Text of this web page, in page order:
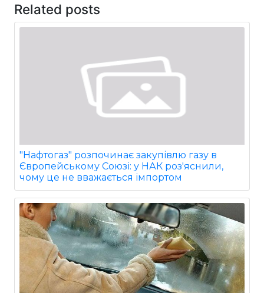
Related posts
"Нафтогаз" розпочинає закупівлю газу в
Європейському Союзі: у НАК роз'яснили,
чому це не вважається імпортом